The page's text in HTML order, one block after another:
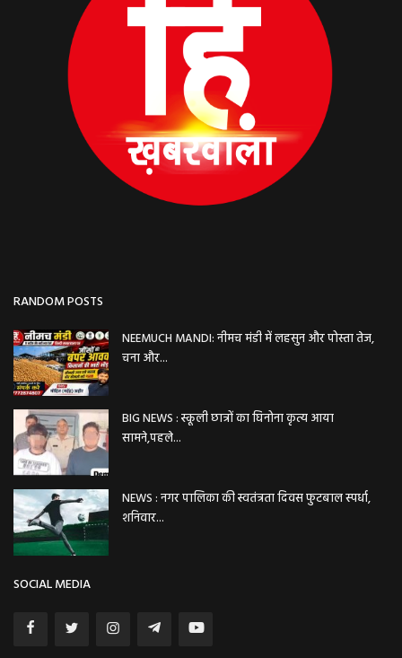
RANDOM POSTS
NEEMUCH MANDI: नीमच मंडी में लहसुन और पोस्ता तेज,
चना और...
BIG NEWS : स्कूली छात्रों का घिनोना कृत्य आया
सामने,पहले...
NEWS : नगर पालिका की स्वतंत्रता दिवस फुटबाल स्पर्धा,
शनिवार...
SOCIAL MEDIA